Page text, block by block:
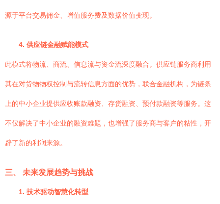
源于平台交易佣金、增值服务费及数据价值变现。
4. 供应链金融赋能模式
此模式将物流、商流、信息流与资金流深度融合。供应链服务商利用
其在对货物物权控制与流转信息方面的优势，联合金融机构，为链条
上的中小企业提供应收账款融资、存货融资、预付款融资等服务。这
不仅解决了中小企业的融资难题，也增强了服务商与客户的粘性，开
辟了新的利润来源。
三、 未来发展趋势与挑战
1. 技术驱动智慧化转型